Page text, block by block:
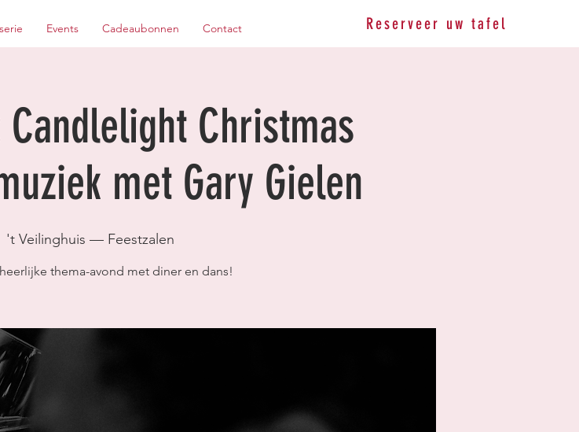
Events Cadeaubonnen Contact Reserveer uw tafel
Christmas
met Gary Gielen
't Veilinghuis — Feestzalen
thema-avond met diner en dans!